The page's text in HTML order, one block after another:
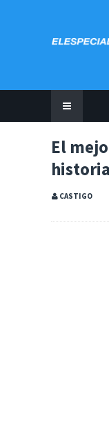
El
historia
CASTIGO